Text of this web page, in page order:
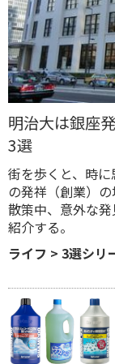
明治大は銀座
3選
街を歩くと、時
の発祥（創業）
散策中、意外な
紹介する。
ライフ > 3選シリ